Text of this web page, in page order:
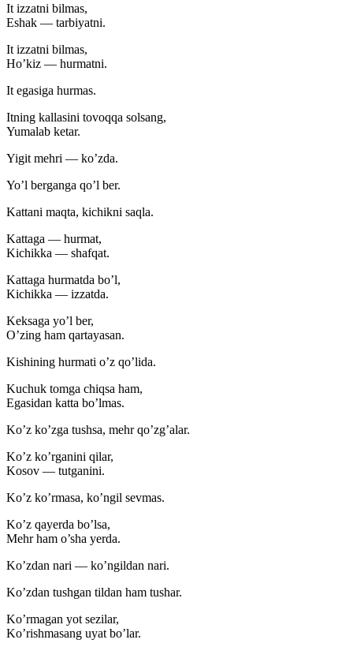
It izzatni bilmas,
Eshak — tarbiyatni.
It izzatni bilmas,
Ho’kiz — hurmatni.
It egasiga hurmas.
Itning kallasini tovoqqa solsang,
Yumalab ketar.
Yigit mehri — ko’zda.
Yo’l berganga qo’l ber.
Kattani maqta, kichikni saqla.
Kattaga — hurmat,
Kichikka — shafqat.
Kattaga hurmatda bo’l,
Kichikka — izzatda.
Keksaga yo’l ber,
O’zing ham qartayasan.
Kishining hurmati o’z qo’lida.
Kuchuk tomga chiqsa ham,
Egasidan katta bo’lmas.
Ko’z ko’zga tushsa, mehr qo’zg’alar.
Ko’z ko’rganini qilar,
Kosov — tutganini.
Ko’z ko’rmasa, ko’ngil sevmas.
Ko’z qayerda bo’lsa,
Mehr ham o’sha yerda.
Ko’zdan nari — ko’ngildan nari.
Ko’zdan tushgan tildan ham tushar.
Ko’rmagan yot sezilar,
Ko’rishmasang uyat bo’lar.